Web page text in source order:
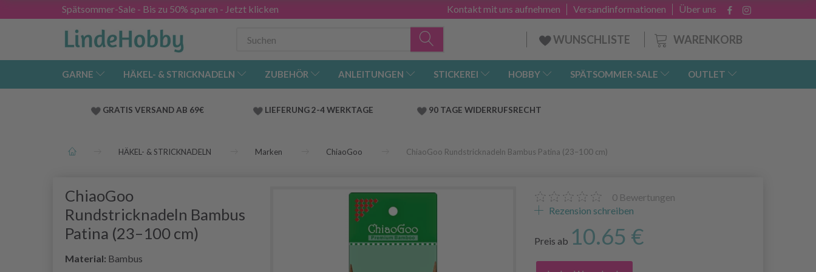
Spätsommer-Sale - Bis zu 50% sparen - Jetzt klicken Über uns
Versandinformationen
Kontakt mit uns aufnehmen
WARENKORB
WUNSCHLISTE
GARNE HÄKEL- & STRICKNADELN ZUBEHÖR ANLEITUNGEN STICKEREI HOBBY SPÄTSOMMER-SALE OUTLET
GRATIS VERSAND AB 69€ LIEFERUNG 2-4 WERKTAGE 90 TAGE WIDERRUFSRECHT
HÄKEL- & STRICKNADELN Marken ChiaoGoo ChiaoGoo Rundstricknadeln Bambus Patina (23–100 cm)
ChiaoGoo
Rundstricknadeln Bambus
Patina (23–100 cm)
Material: Bambus
0 Bewertungen
Rezension schreiben
Preis ab 10.65 €